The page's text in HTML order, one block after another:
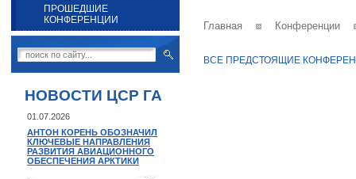
ПРОШЕДШИЕ
КОНФЕРЕНЦИИ
НОВОСТИ ЦСР ГА
01.07.2026
АНТОН КОРЕНЬ ОБОЗНАЧИЛ
КЛЮЧЕВЫЕ НАПРАВЛЕНИЯ
РАЗВИТИЯ АВИАЦИОННОГО
ОБЕСПЕЧЕНИЯ АРКТИКИ
Главная Конференции
ВСЕ ПРЕДСТОЯЩИЕ